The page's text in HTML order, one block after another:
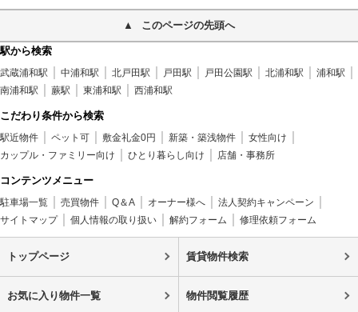
このページの先頭へ
駅から検索
武蔵浦和駅 中浦和駅 北戸田駅 戸田駅 戸田公園駅 北浦和駅
浦和駅
南浦和駅
蕨駅 東浦和駅 西浦和駅
こだわり条件から検索
駅近物件 ペット可 敷金礼金0円 新築・築浅物件
女性向け
カップル・ファミリー向け
ひとり暮らし向け 店舗・事務所
コンテンツメニュー
駐車場一覧 売買物件 Q＆A オーナー様へ
法人契約キャンペーン
サイトマップ
個人情報の取り扱い 解約フォーム 修理依頼フォーム
トップページ 賃貸物件検索
お気に入り物件一覧 物件閲覧履歴